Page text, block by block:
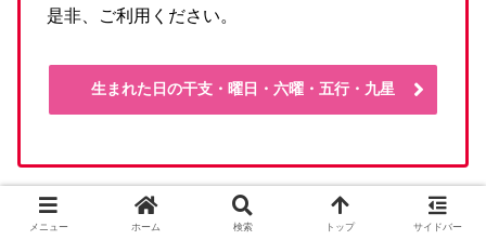
是非、ご利用ください。
生まれた日の干支・曜日・六曜・五行・九星
2023年暦カレンダー
メニュー ホーム 検索 トップ サイドバー